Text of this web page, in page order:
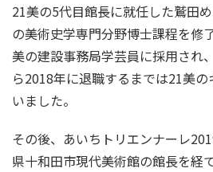
21美の5代目館長に就任した鷲田
の美術史学専門分野博士課程を修
美の建設事務局学芸員に採用され
ら2018年に退職するまでは21美
いました。
その後、あいちトリエンナーレ
県十和田市現代美術館の館長を経